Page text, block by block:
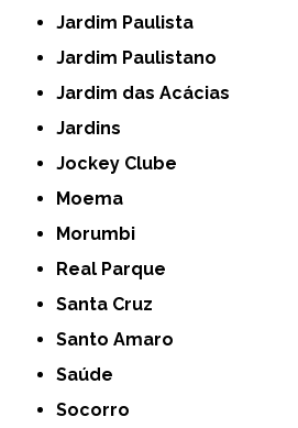
Jardim Paulista
Jardim Paulistano
Jardim das Acácias
Jardins
Jockey Clube
Moema
Morumbi
Real Parque
Santa Cruz
Santo Amaro
Saúde
Socorro